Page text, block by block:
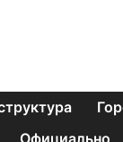
Официально